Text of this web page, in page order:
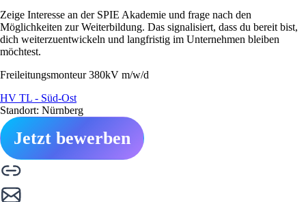
Zeige Interesse an der SPIE Akademie und frage nach den
Möglichkeiten zur Weiterbildung. Das signalisiert, dass du bereit bist,
dich weiterzuentwickeln und langfristig im Unternehmen bleiben
möchtest.
Freileitungsmonteur 380kV m/w/d
HV TL - Süd-Ost
Standort: Nürnberg
Jetzt bewerben